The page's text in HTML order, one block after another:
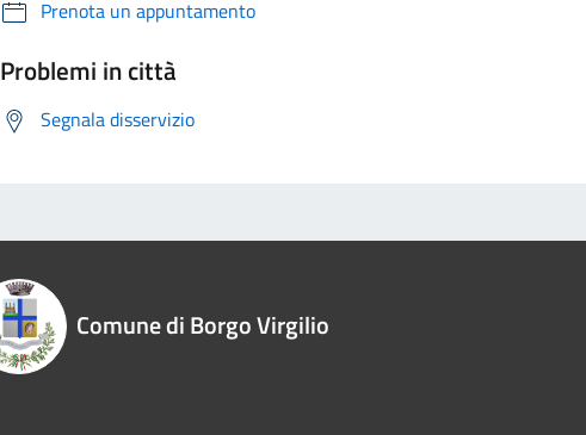
Prenota un appuntamento
Problemi in città
Segnala disservizio
Comune di Borgo Virgilio